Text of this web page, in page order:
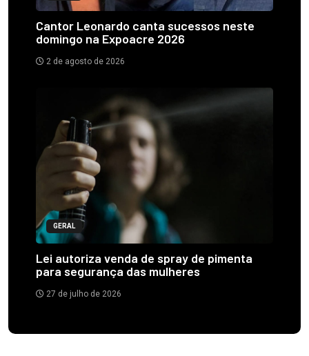
Cantor Leonardo canta sucessos neste
domingo na Expoacre 2026
2 de agosto de 2026
GERAL
Lei autoriza venda de spray de pimenta
para segurança das mulheres
27 de julho de 2026